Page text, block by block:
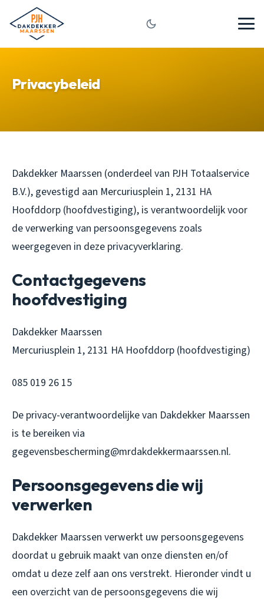
Privacybeleid
Dakdekker Maarssen (onderdeel van PJH Totaalservice
B.V.), gevestigd aan Mercuriusplein 1, 2131 HA
Hoofddorp (hoofdvestiging), is verantwoordelijk voor
de verwerking van persoonsgegevens zoals
weergegeven in deze privacyverklaring.
Contactgegevens
hoofdvestiging
Dakdekker Maarssen
Mercuriusplein 1, 2131 HA Hoofddorp (hoofdvestiging)
085 019 26 15
De privacy-verantwoordelijke van Dakdekker Maarssen
is te bereiken via
gegevensbescherming@mrdakdekkermaarssen.nl.
Persoonsgegevens die wij
verwerken
Dakdekker Maarssen verwerkt uw persoonsgegevens
doordat u gebruik maakt van onze diensten en/of
omdat u deze zelf aan ons verstrekt. Hieronder vindt u
een overzicht van de persoonsgegevens die wij